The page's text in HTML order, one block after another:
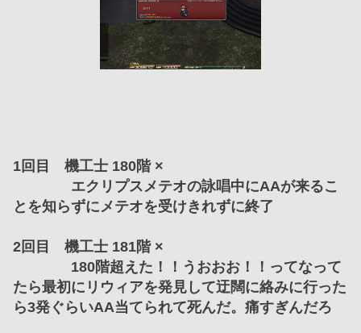
1回目　機工士 180階 ×
エクリプスメテオの詠唱中にAAが来るこ
とを知らずにメテオを受けきれずに終了
2回目　機工士 181階 ×
180階超えた！！うおおお！！ってなって
たら最初にリウィアを発見して迂闊に絡みに行った
ら3発ぐらいAA当てられて死んだ。痛すぎんだろ